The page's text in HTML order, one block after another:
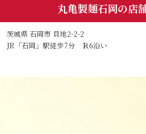
丸亀製麺石岡の店
茨城県 石岡市 貝地2-2-2
JR「石岡」駅徒歩7分 Ｒ6沿い